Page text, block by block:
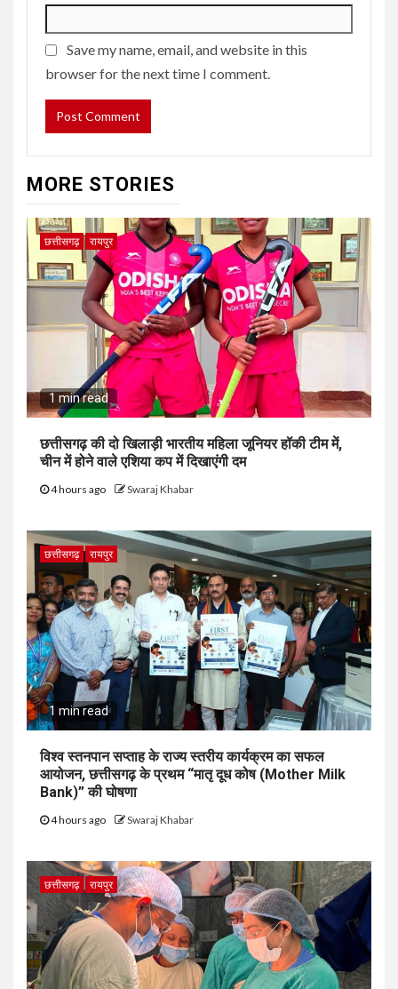
Save my name, email, and website in this
browser for the next time I comment.
MORE STORIES
छत्तीसगढ़ रायपुर
1 min read
छत्तीसगढ़ की दो खिलाड़ी भारतीय महिला जूनियर हॉकी टीम में,
चीन में होने वाले एशिया कप में दिखाएंगी दम
4 hours ago Swaraj Khabar
छत्तीसगढ़ रायपुर
1 min read
विश्व स्तनपान सप्ताह के राज्य स्तरीय कार्यक्रम का सफल
आयोजन, छत्तीसगढ़ के प्रथम “मातृ दूध कोष (Mother Milk
Bank)” की घोषणा
4 hours ago Swaraj Khabar
छत्तीसगढ़ रायपुर